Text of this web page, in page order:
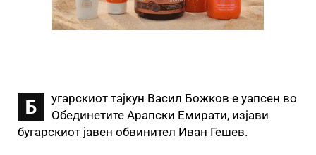
Б
угарскиот тајкун Васил Божков е уапсен во
Обединетите Арапски Емирати, изјави
бугарскиот јавен обвинител Иван Гешев.